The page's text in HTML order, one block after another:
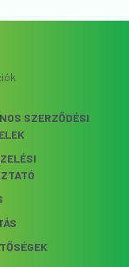
SZERZŐDÉSI